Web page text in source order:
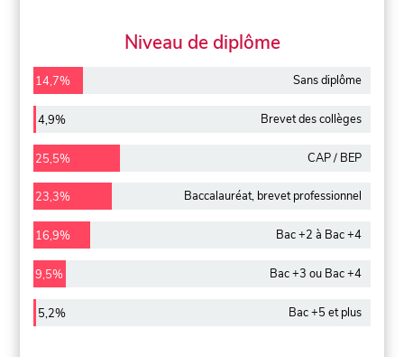
Niveau de diplôme
14,7% Sans diplôme
4,9% Brevet des collèges
25,5% CAP / BEP
23,3% Baccalauréat, brevet professionnel
16,9% Bac +2 à Bac +4
9,5% Bac +3 ou Bac +4
5,2% Bac +5 et plus